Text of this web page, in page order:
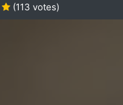
(113 votes)